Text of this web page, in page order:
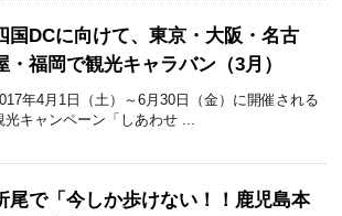
国DCに向けて、東京・大阪・名古
・福岡で観光キャラバン（3月）
年4月1日（土）～6月30日（金）に開催される
光キャンペーン「しあわせ ...
尾で「今しか歩けない！！鹿児島本